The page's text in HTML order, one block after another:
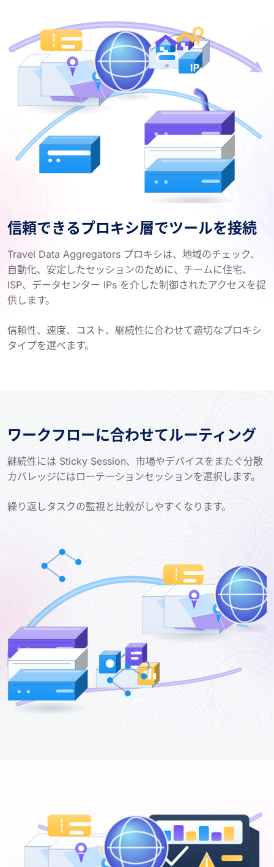
信頼できるプロキシ層でツールを接続
Travel Data Aggregators プロキシは、地域のチェック、
自動化、安定したセッションのために、チームに住宅、
ISP、データセンター IPs を介した制御されたアクセスを提
供します。
信頼性、速度、コスト、継続性に合わせて適切なプロキシ
タイプを選べます。
ワークフローに合わせてルーティング
継続性には Sticky Session、市場やデバイスをまたぐ分散
カバレッジにはローテーションセッションを選択します。
繰り返しタスクの監視と比較がしやすくなります。